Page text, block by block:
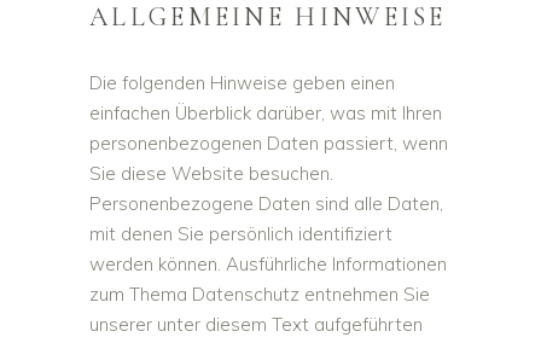
ALLGEMEINE HINWEISE
Die folgenden Hinweise geben einen
einfachen Überblick darüber, was mit Ihren
personenbezogenen Daten passiert, wenn
Sie diese Website besuchen.
Personenbezogene Daten sind alle Daten,
mit denen Sie persönlich identifiziert
werden können. Ausführliche Informationen
zum Thema Datenschutz entnehmen Sie
unserer unter diesem Text aufgeführten